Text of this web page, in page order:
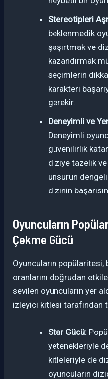
Stereotipleri
beklenmedik
şaşırtmak ve
kazandırmak
seçimlerin
karakteri
gerekir.
Deneyimli ve
Deneyimli
güvenilirlik
diziye tazelik
unsurun dengeli
dizinin
Oyuncuların
Çekme Gücü
Oyuncuların
oranlarını doğrudan
sevilen oyuncuların yer
izleyici kitlesi tarafından
Star Gücü:
yetenekleriyle
kitleleriyle de
oyuncuların